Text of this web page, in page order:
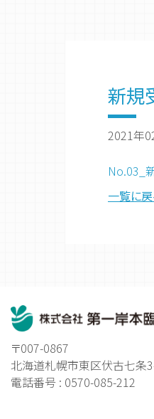
新規
2021年
No.03_
一覧に
〒007-0867
北海道札幌市東区伏古七条
電話番号 : 0570-085-212